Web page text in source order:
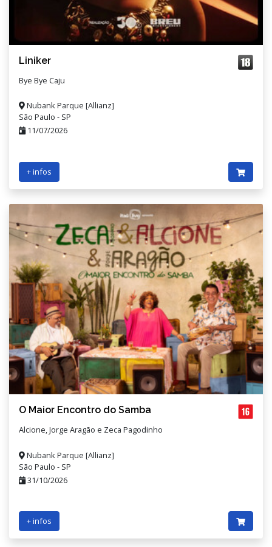
Liniker
Bye Bye Caju
Nubank Parque [Allianz]
São Paulo - SP
11/07/2026
+ infos
O Maior Encontro do Samba
Alcione, Jorge Aragão e Zeca Pagodinho
Nubank Parque [Allianz]
São Paulo - SP
31/10/2026
+ infos